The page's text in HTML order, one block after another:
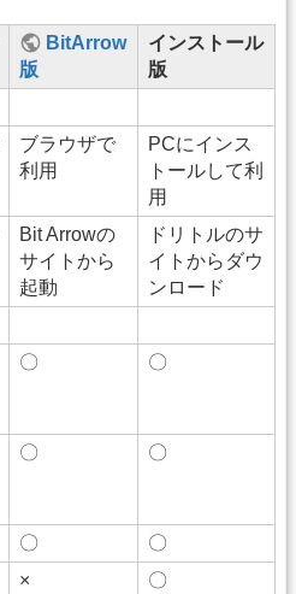
BitArrow
版
インストール
版
ブラウザで
利用
PCにインス
トールして利
用
Bit Arrowの
サイトから
起動
ドリトルのサ
イトからダウ
ンロード
〇 〇
〇 〇
〇
〇
× 〇